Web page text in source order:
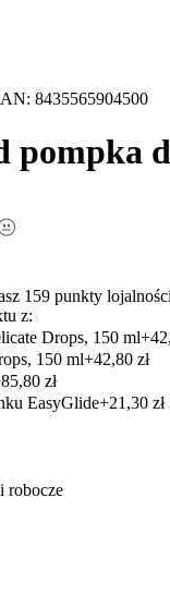
: 8435565904500
pompka
159 punkty
z:
Drops, 150 ml
150 ml+42,80 zł
zł
EasyGlide+21,30 zł
robocze